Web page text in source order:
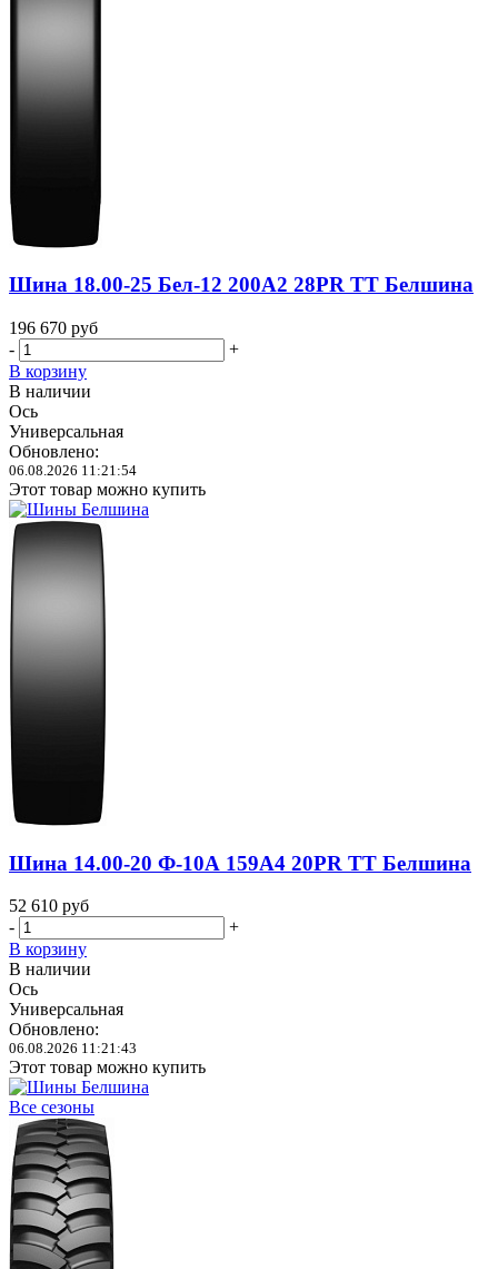
Шина 18.00-25 Бел-12 200A2 28PR TT Белшина
196 670 руб
-
+
В корзину
В наличии
Ось
Универсальная
Обновлено:
06.08.2026 11:21:54
Этот товар можно купить
Шина 14.00-20 Ф-10А 159A4 20PR TT Белшина
52 610 руб
-
+
В корзину
В наличии
Ось
Универсальная
Обновлено:
06.08.2026 11:21:43
Этот товар можно купить
Все сезоны